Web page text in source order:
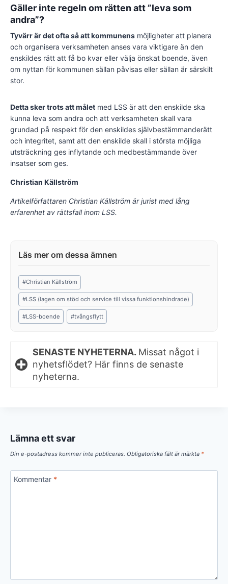
Gäller inte regeln om rätten att ”leva som
andra”?
Tyvärr är det ofta så att kommunens möjligheter att planera
och organisera verksamheten anses vara viktigare än den
enskildes rätt att få bo kvar eller välja önskat boende, även
om nyttan för kommunen sällan påvisas eller sällan är särskilt
stor.
Detta sker trots att målet med LSS är att den enskilde ska
kunna leva som andra och att verksamheten skall vara
grundad på respekt för den enskildes självbestämmanderätt
och integritet, samt att den enskilde skall i största möjliga
utsträckning ges inflytande och medbestämmande över
insatser som ges.
Christian Källström
Artikelförfattaren Christian Källström är jurist med lång
erfarenhet av rättsfall inom LSS.
Post
Tags:
#Christian Källström
#LSS (lagen om stöd och service till vissa funktionshindrade)
#LSS-boende #tvångsflytt
SENASTE NYHETERNA. Missat något i
nyhetsflödet? Här finns de senaste
nyheterna.
Lämna ett svar
Din e-postadress kommer inte publiceras. Obligatoriska fält är märkta *
Kommentar *